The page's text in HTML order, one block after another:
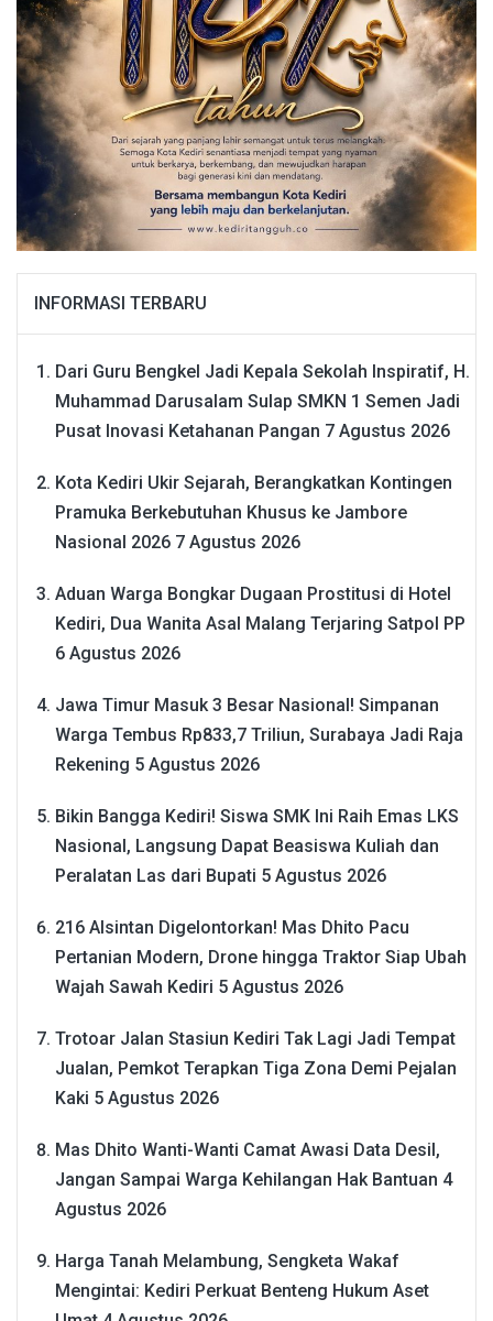
INFORMASI TERBARU
Dari Guru Bengkel Jadi Kepala Sekolah Inspiratif, H.
Muhammad Darusalam Sulap SMKN 1 Semen Jadi
Pusat Inovasi Ketahanan Pangan 7 Agustus 2026
Kota Kediri Ukir Sejarah, Berangkatkan Kontingen
Pramuka Berkebutuhan Khusus ke Jambore
Nasional 2026 7 Agustus 2026
Aduan Warga Bongkar Dugaan Prostitusi di Hotel
Kediri, Dua Wanita Asal Malang Terjaring Satpol PP
6 Agustus 2026
Jawa Timur Masuk 3 Besar Nasional! Simpanan
Warga Tembus Rp833,7 Triliun, Surabaya Jadi Raja
Rekening 5 Agustus 2026
Bikin Bangga Kediri! Siswa SMK Ini Raih Emas LKS
Nasional, Langsung Dapat Beasiswa Kuliah dan
Peralatan Las dari Bupati 5 Agustus 2026
216 Alsintan Digelontorkan! Mas Dhito Pacu
Pertanian Modern, Drone hingga Traktor Siap Ubah
Wajah Sawah Kediri 5 Agustus 2026
Trotoar Jalan Stasiun Kediri Tak Lagi Jadi Tempat
Jualan, Pemkot Terapkan Tiga Zona Demi Pejalan
Kaki 5 Agustus 2026
Mas Dhito Wanti-Wanti Camat Awasi Data Desil,
Jangan Sampai Warga Kehilangan Hak Bantuan 4
Agustus 2026
Harga Tanah Melambung, Sengketa Wakaf
Mengintai: Kediri Perkuat Benteng Hukum Aset